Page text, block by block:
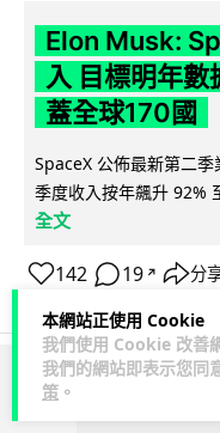
本網站正使用 Cookie
我們使用 Cookie 改善
我們的網站即表示您同
策 。
Elon Musk:
入 目標明年
蓋全球170國
SpaceX 公佈最新第二
季度收入按年飆升 92%
全文
142 19 ↗ 分